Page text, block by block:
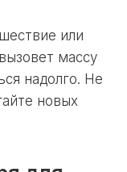
или
массу
надолго. Не
новых